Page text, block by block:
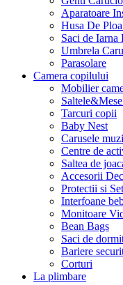
Aparatoare
Husa De
Saci de Iarna
Umbrela
Parasolare
Camera copilului
Mobilier
Tarcuri copii
Baby Nest
Carusele
Centre de
Saltea de
Accesorii
Protectii si
Interfoane
Monitoare
Bean Bags
Saci de
Bariere
Corturi
La plimbare